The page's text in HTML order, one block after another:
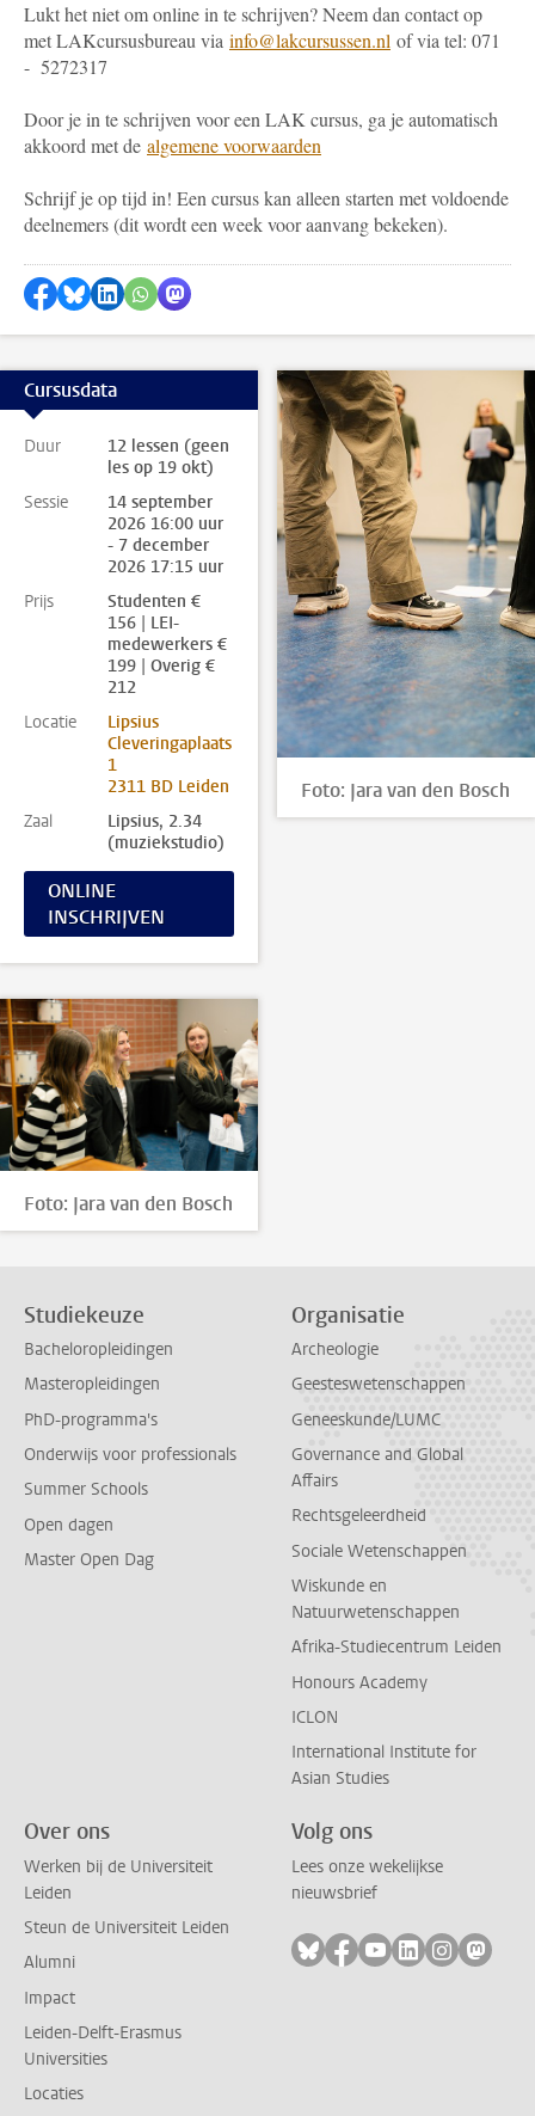
Lukt het niet om online in te schrijven? Neem dan contact op
met LAKcursusbureau via info@lakcursussen.nl of via tel: 071
- 5272317
Door je in te schrijven voor een LAK cursus, ga je automatisch
akkoord met de algemene voorwaarden
Schrijf je op tijd in! Een cursus kan alleen starten met voldoende
deelnemers (dit wordt een week voor aanvang bekeken).
Delen op Facebook
Delen via Bluesky
Delen op LinkedIn
Delen via WhatsApp
Delen via Mastodon
Cursusdata
Duur
12 lessen (geen
les op 19 okt)
Sessie
14 september
2026 16:00 uur
- 7 december
2026 17:15 uur
Prijs
Studenten €
156 | LEI-
medewerkers €
199 | Overig €
212
Locatie
Lipsius
Cleveringaplaats
1
2311 BD Leiden
Zaal
Lipsius, 2.34
(muziekstudio)
ONLINE
INSCHRIJVEN
Foto: Jara van den Bosch
Foto: Jara van den Bosch
Studiekeuze
Bacheloropleidingen
Masteropleidingen
PhD-programma's
Onderwijs voor professionals
Summer Schools
Open dagen
Master Open Dag
Organisatie
Archeologie
Geesteswetenschappen
Geneeskunde/LUMC
Governance and Global
Affairs
Rechtsgeleerdheid
Sociale Wetenschappen
Wiskunde en
Natuurwetenschappen
Afrika-Studiecentrum Leiden
Honours Academy
ICLON
International Institute for
Asian Studies
Over ons
Werken bij de Universiteit
Leiden
Steun de Universiteit Leiden
Alumni
Impact
Leiden-Delft-Erasmus
Universities
Locaties
Volg ons
Lees onze wekelijkse
nieuwsbrief
Volg ons op bluesky
Volg ons op facebook
Volg ons op
Volg ons op
Volg ons
Volg